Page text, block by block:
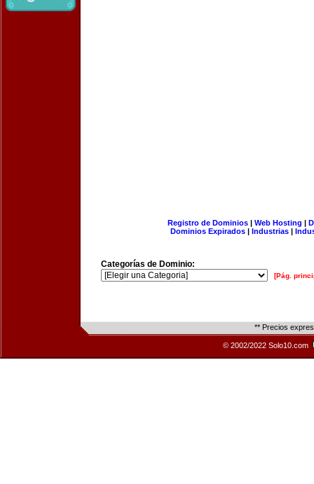
Registro de Dominios| Web Hosting |
Dominios Expirados | Industrias |
Categorías de Dominio:
[Pág.
** Precios
© 2002/2022 Solo10.com